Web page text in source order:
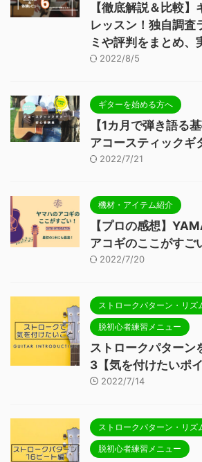
【徹底解説＆比較
レッスン！独自調査
ミや評判をまとめ、
2022/8/5
ギターを始める方へ
【1カ月で弾き語る
アコースティックギ
2022/7/21
機材・アイテム紹介
【プロの感想】
アコギのここがすご
2022/7/20
ストロークパターン・リズ
脱初心者練習メニュー
ストロークパターン
3【気を付けたいポイ
2022/7/14
ストロークパターン・リズ
脱初心者練習メニュー